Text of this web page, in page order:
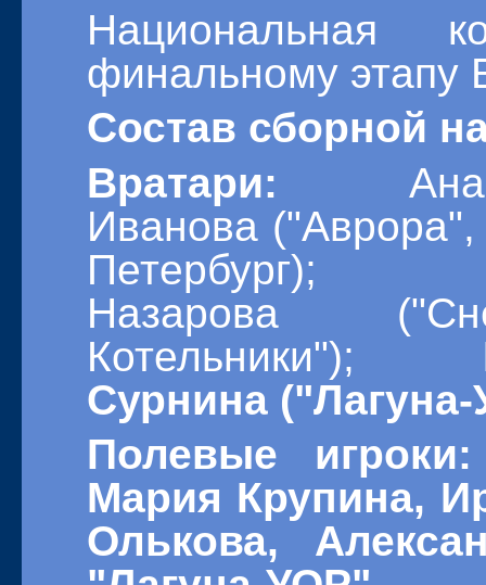
Национальная
финальному этапу
Состав сборной
Вратари:
Иванова ("Аврора",
Петербург);
Назарова
Котельники");
Сурнина
Полевые игроки:
Мария Крупина,
Олькова,